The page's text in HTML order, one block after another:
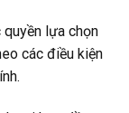
lựa chọn
các điều kiện